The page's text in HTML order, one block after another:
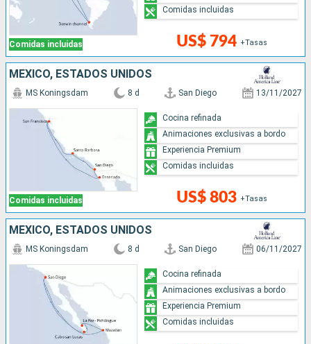
Comidas incluidas US$ 794 +Tasas
Comidas incluidas
MÉXICO, ESTADOS UNIDOS
Comidas incluidas
MS Koningsdam 8 d San Diego 13/11/2027
US$ 803 +Tasas
Cocina refinada
Animaciones exclusivas a bordo
Experiencia Premium
Comidas incluidas
MÉXICO, ESTADOS UNIDOS
MS Koningsdam 8 d San Diego 06/11/2027
Cocina refinada
Animaciones exclusivas a bordo
Experiencia Premium
Comidas incluidas